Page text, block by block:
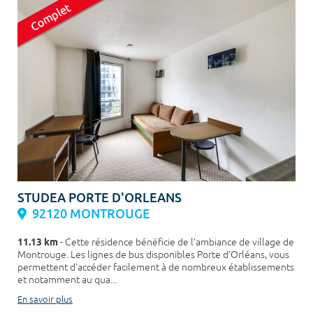
STUDEA PORTE D'ORLEANS
92120 MONTROUGE
11.13 km- Cette résidence bénéficie de l'ambiance de village de
Montrouge. Les lignes de bus disponibles Porte d'Orléans, vous
permettent d'accéder facilement à de nombreux établissements
et notamment au qua...
En savoir plus